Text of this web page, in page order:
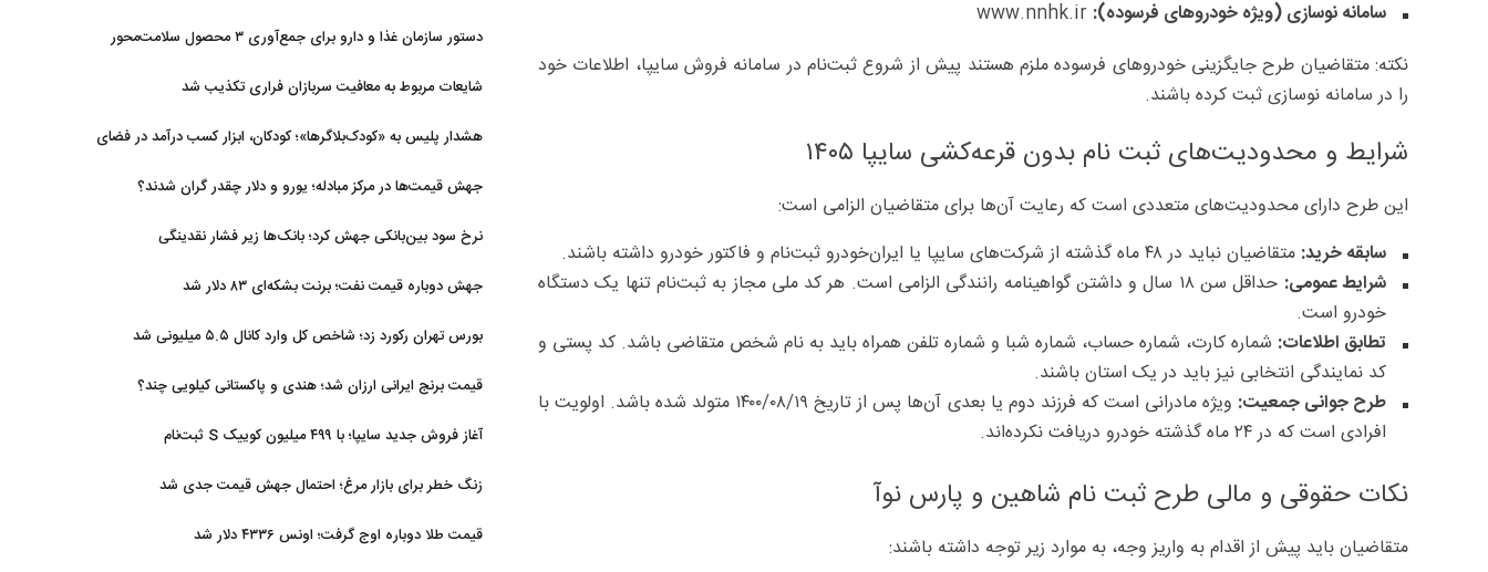
سامانه نوسازی (ویژه خودروهای فرسوده):
نکته: متقاضیان طرح جایگزینی خودروهای فرسوده ملزم هستند پیش از شروع ثبت‌نام در سامانه فروش سایپا، اطلاعات خود
را در سامانه نوسازی ثبت کرده باشند.
شرایط و محدودیت‌های ثبت‌ نام بدون قرعه‌کشی سایپا ۱۴۰۵
این طرح دارای محدودیت‌های متعددی است که رعایت آن‌ها برای متقاضیان الزامی است:
سابقه خرید: متقاضیان نباید در ۴۸ ماه گذشته از شرکت‌های سایپا یا ایران‌خودرو ثبت‌نام و فاکتور خودرو داشته باشند.
شرایط عمومی:
حداقل سن ۱۸ سال و داشتن گواهینامه رانندگی الزامی است. هر کد ملی مجاز به ثبت‌نام تنها یک دستگاه
خودرو است.
تطابق اطلاعات: شماره کارت، شماره حساب، شماره شبا و شماره تلفن همراه باید به نام شخص متقاضی باشد. کد پستی و
کد نمایندگی انتخابی نیز باید در یک استان باشند.
طرح جوانی جمعیت:
ویژه مادرانی است که فرزند دوم یا بعدی آن‌ها پس از تاریخ ۱۴۰۰/۰۸/۱۹ متولد شده باشد. اولویت با
افرادی است که در ۲۴ ماه گذشته خودرو دریافت نکرده‌اند.
نکات حقوقی و مالی طرح ثبت نام شاهین و پارس نوآ
متقاضیان باید پیش از اقدام به واریز وجه، به موارد زیر توجه داشته باشند:
دستور سازمان غذا و دارو برای جمع‌آوری ۳ محصول سلامت‌محور
شایعات مربوط به معافیت سربازان فراری تکذیب شد
هشدار پلیس به «کودک‌بلاگرها»؛ کودکان، ابزار کسب درآمد در فضای
جهش قیمت‌ها در مرکز مبادله؛ یورو و دلار چقدر گران شدند؟
نرخ سود بین‌بانکی جهش کرد؛ بانک‌ها زیر فشار نقدینگی
جهش دوباره قیمت نفت؛ برنت بشکه‌ای ۸۳ دلار شد
بورس تهران رکورد زد؛ شاخص کل وارد کانال ۵.۵ میلیونی شد
قیمت برنج ایرانی ارزان شد؛ هندی و پاکستانی کیلویی چند؟
آغاز فروش جدید سایپا؛ با ۴۹۹ میلیون کوییک S ثبت‌نام
زنگ خطر برای بازار مرغ؛ احتمال جهش قیمت جدی شد
قیمت طلا دوباره اوج گرفت؛ اونس ۴۳۳۶ دلار شد